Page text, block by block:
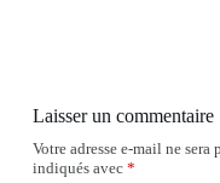
Laisser un commentaire
Votre adresse e-mail ne sera
indiqués avec *